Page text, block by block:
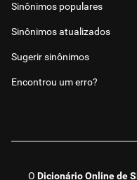
O Dicionário Online de
Sinônimos populares
Sinônimos atualizados
Sugerir sinônimos
Encontrou um erro?